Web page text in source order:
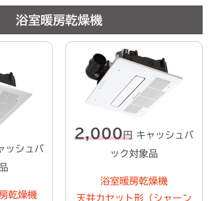
浴室暖房乾燥機
ッシュバ
乾燥機
2,000円 キャッシュバ
ック対象品
浴室暖房乾燥機
天井カセット形（シャーン